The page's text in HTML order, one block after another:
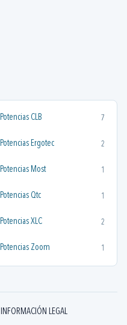
Potencias CLB 7
Potencias Ergotec 2
Potencias Most 1
Potencias Qtc 1
Potencias XLC 2
Potencias Zoom 1
INFORMACIÓN LEGAL